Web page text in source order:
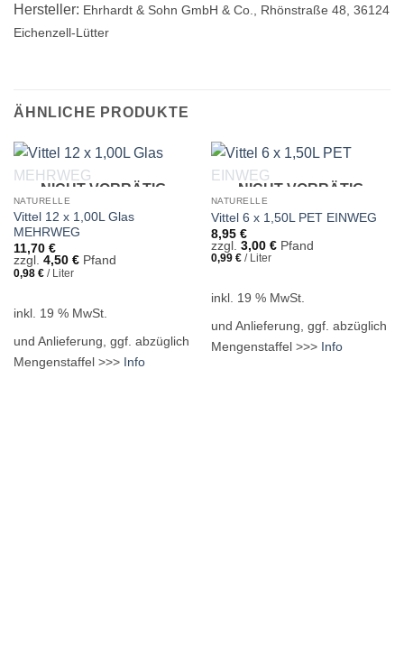
Hersteller: Ehrhardt & Sohn GmbH & Co., Rhönstraße 48, 36124
Eichenzell-Lütter
ÄHNLICHE PRODUKTE
NICHT VORRÄTIG
NATURELLE
Vittel 12 x 1,00L Glas
MEHRWEG
11,70 €
zzgl. 4,50 €Pfand
0,98 €/ Liter
inkl. 19 % MwSt.
und Anlieferung, ggf. abzüglich
Mengenstaffel >>> Info
NICHT VORRÄTIG
NATURELLE
Vittel 6 x 1,50L PET EINWEG
8,95 €
zzgl. 3,00 €Pfand
0,99 €/ Liter
inkl. 19 % MwSt.
und Anlieferung, ggf. abzüglich
Mengenstaffel >>> Info